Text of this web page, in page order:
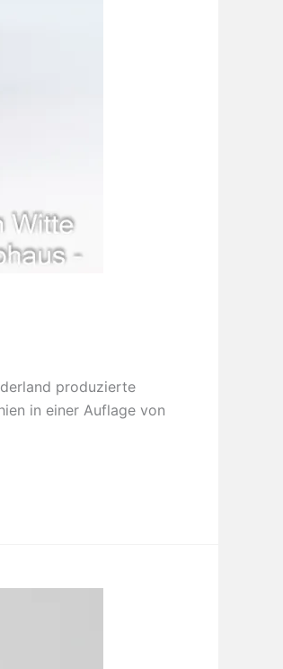
produzierte
in einer Auflage von